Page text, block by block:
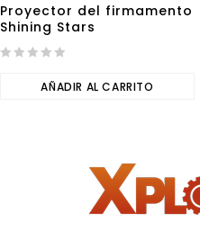
Proyector del firmamento
Shining Stars
AÑADIR AL CARRITO